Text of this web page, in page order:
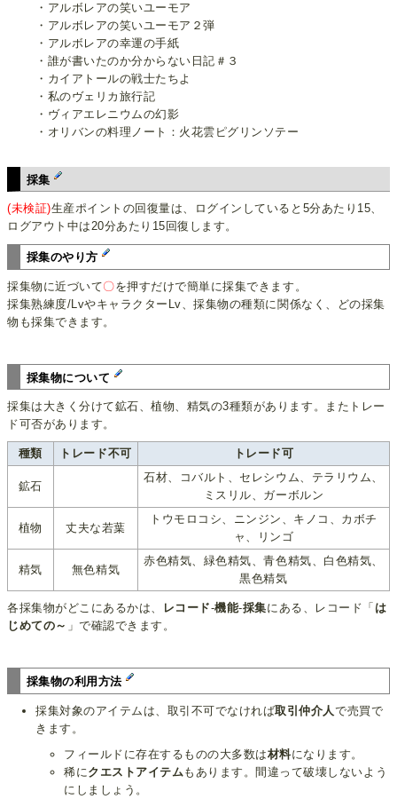
・アルボレアの笑いユーモア
・アルボレアの笑いユーモア２弾
・アルボレアの幸運の手紙
・誰が書いたのか分からない日記＃３
・カイアトールの戦士たちよ
・私のヴェリカ旅行記
・ヴィアエレニウムの幻影
・オリバンの料理ノート：火花雲ピグリンソテー
採集
(未検証)生産ポイントの回復量は、ログインしていると5分あたり15、
ログアウト中は20分あたり15回復します。
採集のやり方
採集物に近づいて〇を押すだけで簡単に採集できます。
採集熟練度/LvやキャラクターLv、採集物の種類に関係なく、どの採集
物も採集できます。
採集物について
採集は大きく分けて鉱石、植物、精気の3種類があります。またトレー
ド可否があります。
種類 トレード不可 トレード可
鉱石
石材、コバルト、セレシウム、テラリウム、
ミスリル、ガーボルン
植物 丈夫な若葉
トウモロコシ、ニンジン、キノコ、カボチ
ャ、リンゴ
精気 無色精気
赤色精気、緑色精気、青色精気、白色精気、
黒色精気
各採集物がどこにあるかは、 レコード-機能-採集にある、レコード「 は
じめての～ 」で確認できます。
採集物の利用方法
採集対象のアイテムは、取引不可でなければ取引仲介人で売買で
きます。
フィールドに存在するものの大多数は材料になります。
稀に クエストアイテム もあります。間違って破壊しないよう
にしましょう。